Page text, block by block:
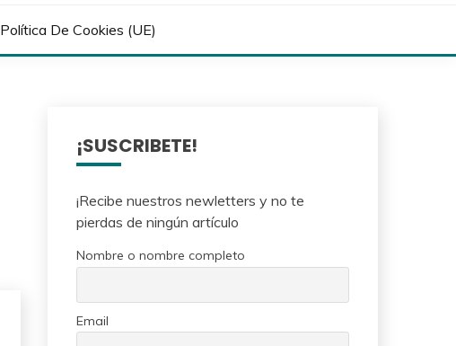
Política De Cookies (UE)
¡SUSCRIBETE!
¡Recibe nuestros newletters y no te
pierdas de ningún artículo
Nombre o nombre completo
Email